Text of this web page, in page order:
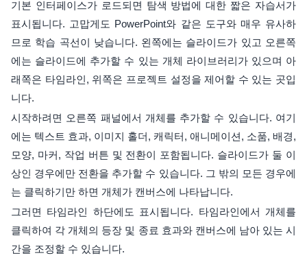
기본 인터페이스가 로드되면 탐색 방법에 대한 짧은 자습서가
표시됩니다. 고맙게도 PowerPoint와 같은 도구와 매우 유사하
므로 학습 곡선이 낮습니다. 왼쪽에는 슬라이드가 있고 오른쪽
에는 슬라이드에 추가할 수 있는 개체 라이브러리가 있으며 아
래쪽은 타임라인, 위쪽은 프로젝트 설정을 제어할 수 있는 곳입
니다.
시작하려면 오른쪽 패널에서 개체를 추가할 수 있습니다. 여기
에는 텍스트 효과, 이미지 홀더, 캐릭터, 애니메이션, 소품, 배경,
모양, 마커, 작업 버튼 및 전환이 포함됩니다. 슬라이드가 둘 이
상인 경우에만 전환을 추가할 수 있습니다. 그 밖의 모든 경우에
는 클릭하기만 하면 개체가 캔버스에 나타납니다.
그러면 타임라인 하단에도 표시됩니다. 타임라인에서 개체를
클릭하여 각 개체의 등장 및 종료 효과와 캔버스에 남아 있는 시
간을 조정할 수 있습니다.